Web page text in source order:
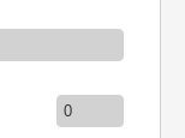
0